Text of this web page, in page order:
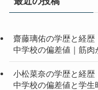
齋藤璃佑の学歴と経
中学校の偏差値｜筋肉
小松菜奈の学歴と経
中学校の偏差値と学